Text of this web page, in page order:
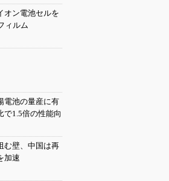
オン電池セルを
ィルム
電池の量産に有
で1.5倍の性能向
む壁、中国は再
加速